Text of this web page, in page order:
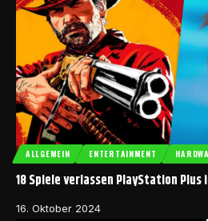
ALLGEMEIN ENTERTAINMENT
18 Spiele verlassen PlayStation Plus
16. Oktober 2024